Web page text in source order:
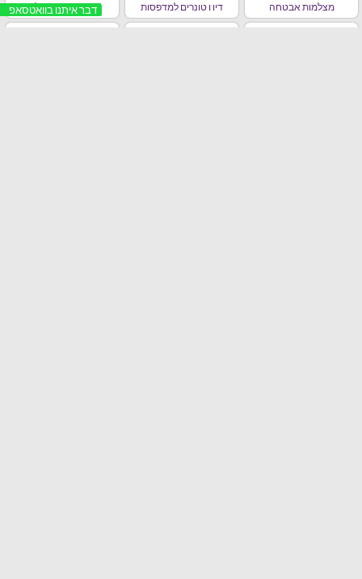
דבר איתנו בוואטסאפ מצלמות אבטחה דיו ו טונרים למדפסות זרועות ומתקני תלייה